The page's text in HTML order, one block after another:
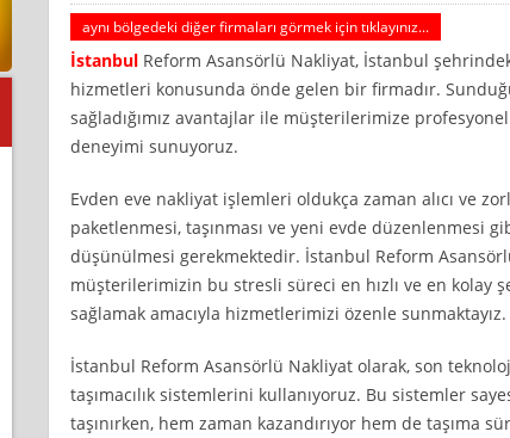
aynı bölgedeki diğer firmaları görmek için tıklayınız...
İstanbulReform Asansörlü Nakliyat, İstanbul
hizmetleri konusunda önde gelen bir firmadır.
sağladığımız avantajlar ile müşterilerimize
deneyimi sunuyoruz.
Evden eve nakliyat işlemleri oldukça zaman alıcı ve
paketlenmesi, taşınması ve yeni evde düzenlenmesi
düşünülmesi gerekmektedir. İstanbul Reform
müşterilerimizin bu stresli süreci en hızlı ve en kolay
sağlamak amacıyla hizmetlerimizi özenle sunmaktayız.
İstanbul Reform Asansörlü Nakliyat olarak, son
taşımacılık sistemlerini kullanıyoruz. Bu sistemler
taşınırken, hem zaman kazandırıyor hem de taşıma